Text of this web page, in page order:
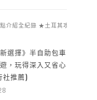
介紹全紀錄 ★土耳其攻略
選擇》半自助包車 +
，玩得深入又省心
社推薦)